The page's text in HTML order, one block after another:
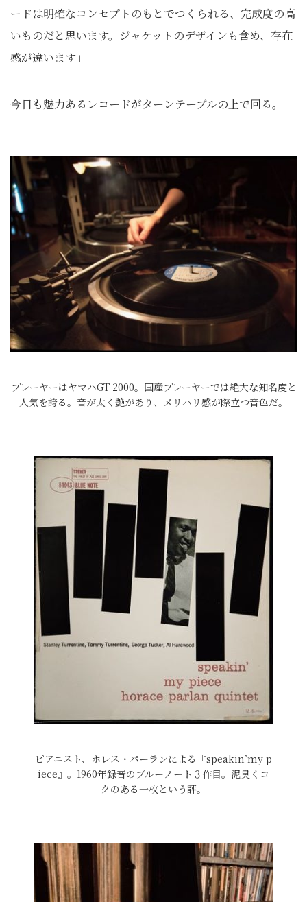
ードは明確なコンセプトのもとでつくられる、完成度の高
いものだと思います。ジャケットのデザインも含め、存在
感が違います」
今日も魅力あるレコードがターンテーブルの上で回る。
プレーヤーはヤマハGT-2000。国産プレーヤーでは絶大な知名度と
人気を誇る。音が太く艶があり、メリハリ感が際立つ音色だ。
ピアニスト、ホレス・パーランによる『speakin’my p
iece』。1960年録音のブルーノート３作目。泥臭くコ
クのある一枚という評。